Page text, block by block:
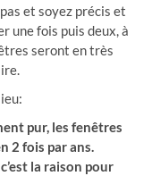
et soyez précis et
une fois puis deux, à
seront en très
pur, les fenêtres
2 fois par ans.
la raison pour